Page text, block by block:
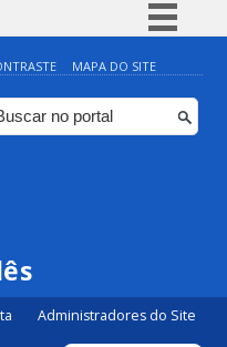
Simplifique!
Comunica BR
Participe
MAPA DO SITE
Administradores do Site